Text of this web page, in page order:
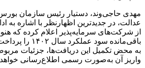
مهدی حاجی‌وند، دستیار رئیس سازمان
عدالت، در جدیدترین اظهارنظر با اشاره به
از شرکت‌های سرمایه‌پذیر اعلام کرده که
باقی‌مانده سود
به محض تکمیل این دریافت‌ها، جزئیات
واریز آن به‌صورت رسمی اطلاع‌رسانی